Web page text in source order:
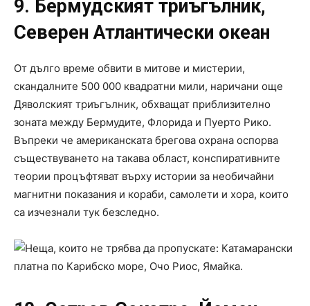
9. Бермудският триъгълник,
Северен Атлантически океан
От дълго време обвити в митове и мистерии,
скандалните 500 000 квадратни мили, наричани още
Дяволският триъгълник, обхващат приблизително
зоната между Бермудите, Флорида и Пуерто Рико.
Въпреки че американската брегова охрана оспорва
съществуването на такава област, конспиративните
теории процъфтяват върху истории за необичайни
магнитни показания и кораби, самолети и хора, които
са изчезнали тук безследно.